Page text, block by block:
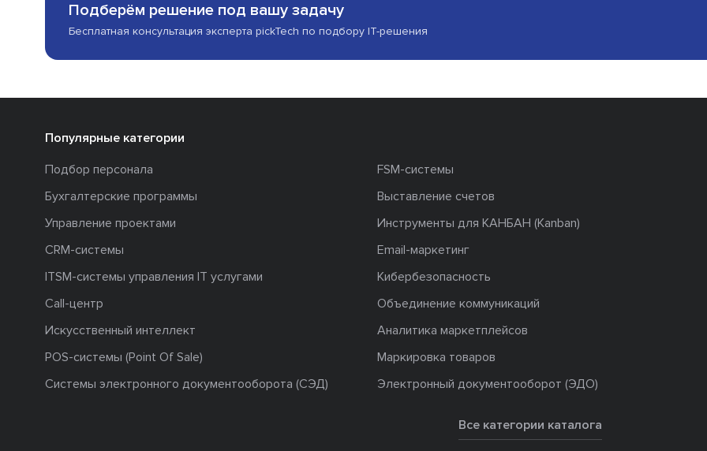
Подберём решение под вашу задачу
Бесплатная консультация эксперта pickTech по подбору IT-решения
Популярные категории
Подбор персонала
FSM-системы
Бухгалтерские программы
Выставление счетов
Управление проектами
Инструменты для КАНБАН (Kanban)
CRM-системы
Email-маркетинг
ITSM-системы управления IT услугами
Кибербезопасность
Call-центр
Объединение коммуникаций
Искусственный интеллект
Аналитика маркетплейсов
POS-системы (Point Of Sale)
Маркировка товаров
Системы электронного документооборота (СЭД)
Электронный документооборот (ЭДО)
Все категории каталога